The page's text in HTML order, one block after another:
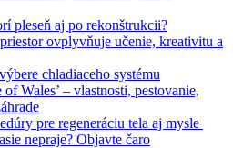
pleseň aj po rekonštrukcii?
ovplyvňuje učenie, kreativitu a
chladiaceho systému
Wales’ – vlastnosti, pestovanie,
pre regeneráciu tela aj mysle
nepraje? Objavte čaro